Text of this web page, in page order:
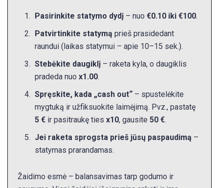
Pasirinkite statymo dydį – nuo €0.10 iki €100.
Patvirtinkite statymą prieš prasidedant
raundui (laikas statymui – apie 10–15 sek.).
Stebėkite daugiklį – raketa kyla, o daugiklis
pradeda nuo x1.00.
Spręskite, kada „cash out“ – spustelėkite
mygtuką ir užfiksuokite laimėjimą. Pvz., pastatę
5 € ir pasitraukę ties x10, gausite 50 €.
Jei raketa sprogsta prieš jūsų paspaudimą –
statymas prarandamas.
Žaidimo esmė – balansavimas tarp godumo ir